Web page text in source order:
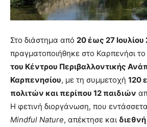
Στο διάστημα από 20 έως 27 Ιουλίου
πραγματοποιήθηκε στο Καρπενήσι το
του Κέντρου Περιβαλλοντικής
Καρπενησίου, με τη συμμετοχή 120
πολιτών και περίπου 12 παιδιών
Η φετινή διοργάνωση, που
Mindful Nature, απέκτησε και